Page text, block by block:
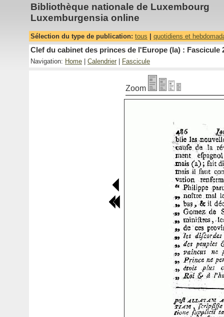
Bibliothèque nationale de Luxembourg
Luxemburgensia online
Sélection du type de publication: tous quotidiens et
Clef du cabinet des princes de l'Europe (la) : Fascicule
Navigation: Home Calendrier Fascicule
Zoom